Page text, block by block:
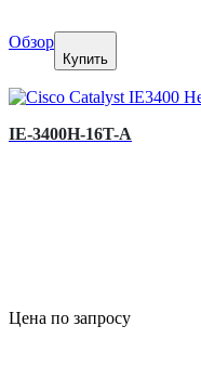
Обзор
Купить
IE-3400H-16T-A
Цена по запросу